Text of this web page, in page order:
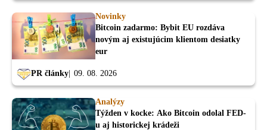
Novinky
Bitcoin zadarmo: Bybit EU rozdáva
novým aj existujúcim klientom desiatky
eur
PR články 09. 08. 2026
Analýzy
Týžden v kocke: Ako Bitcoin odolal FED-
u aj historickej krádeži